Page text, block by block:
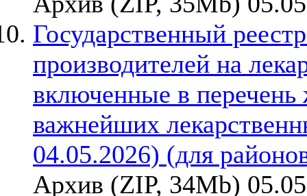
Государственный
производителей на
включенные в
важнейших
04.05.2026) (для
Архив (ZIP, 34Mb)